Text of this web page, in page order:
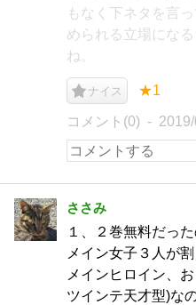
もなく下ネタを言
められる立場にな
ね。
ナイス ★1
コメント(0) 2019/
ささみ
１、２巻無料だっ
メイン女子３人が
メインヒロイン、
ツインテ天才型)な